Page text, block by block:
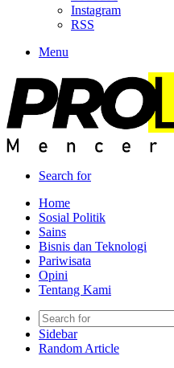
Instagram
RSS
Menu
Search for
Home
Sosial Politik
Sains
Bisnis dan Teknologi
Pariwisata
Opini
Tentang Kami
Sidebar
Random Article